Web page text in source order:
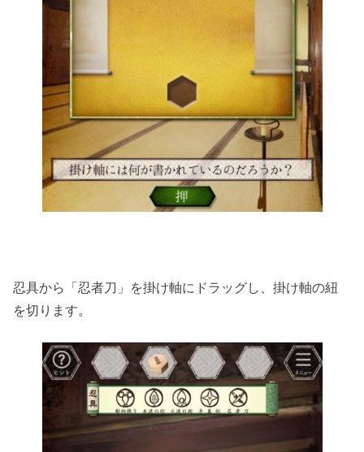
忍具から「忍者刀」を掛け軸にドラッグし、掛け軸の紐
を切ります。